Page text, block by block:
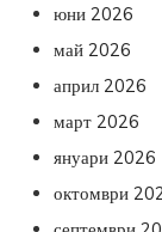
юни 2026
май 2026
април 2026
март 2026
януари 2026
октомври